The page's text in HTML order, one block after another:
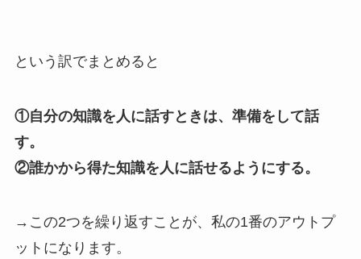
という訳でまとめると
①自分の知識を人に話すときは、準備をして話
す。
②誰かから得た知識を人に話せるようにする。
→この2つを繰り返すことが、私の1番のアウトプ
ットになります。